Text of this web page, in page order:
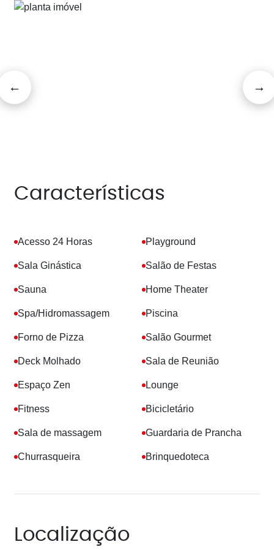
Características
Acesso 24 Horas Playground
Sala Ginástica Salão de Festas
Sauna Home Theater
Spa/Hidromassagem Piscina
Forno de Pizza Salão Gourmet
Deck Molhado Sala de Reunião
Espaço Zen Lounge
Fitness Bicicletário
Sala de massagem Guardaria de Prancha
Churrasqueira Brinquedoteca
Localização